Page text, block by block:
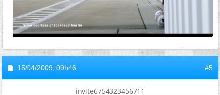
15/04/2009, 09h46 #5
invite6754323456711